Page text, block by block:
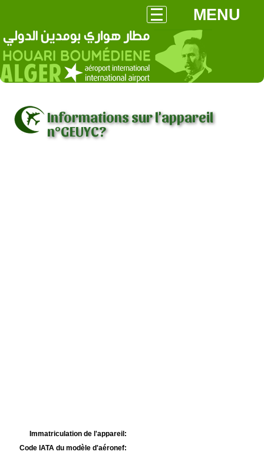
MENU
Informations sur l'appareil
n°GEUYC?
Immatriculation de l'appareil:
Code IATA du modèle d'aéronef: